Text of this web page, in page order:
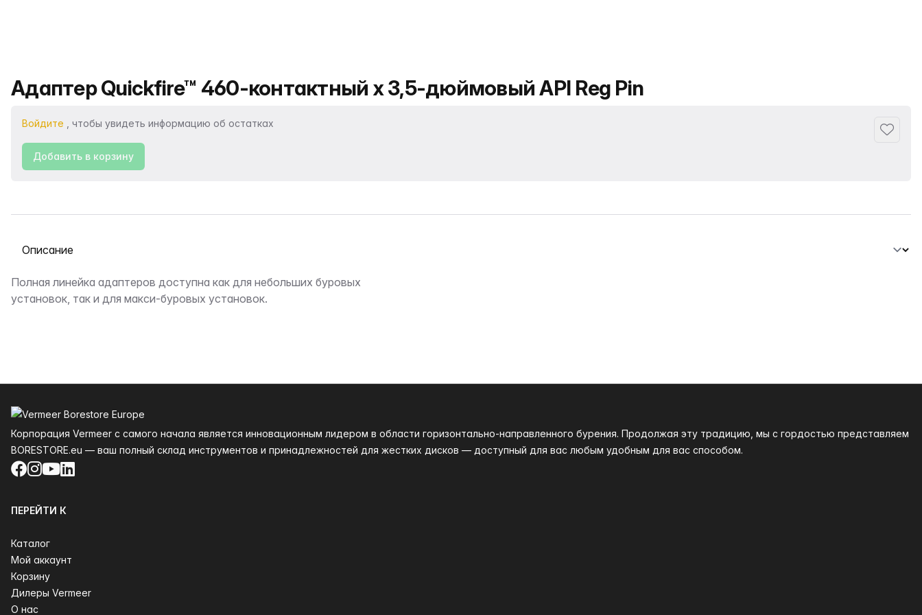
Название продукта
Адаптер Quickfire™ 460-контактный x 3,5-дюймовый API Reg Pin
Войдите , чтобы увидеть информацию об остатках
Добавить в корзину
Выберите вкладку
Описание
Полная линейка адаптеров доступна как для небольших буровых
установок, так и для макси-буровых установок.
Корпорация Vermeer с самого начала является инновационным лидером в области горизонтально-направленного бурения. Продолжая эту традицию, мы с гордостью представляем
BORESTORE.eu — ваш полный склад инструментов и принадлежностей для жестких дисков — доступный для вас любым удобным для вас способом.
Facebook
Instagram
YouTube
LinkedIn
ПЕРЕЙТИ К
Каталог
Мой аккаунт
Корзину
Дилеры Vermeer
О нас